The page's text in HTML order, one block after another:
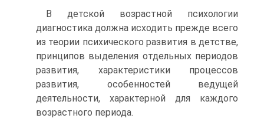
В детской возрастной психологии
диагностика должна исходить прежде всего
из теории психического развития в детстве,
принципов выделения отдельных периодов
развития, характеристики процессов
развития, особенностей ведущей
деятельности, характерной для каждого
возрастного периода.